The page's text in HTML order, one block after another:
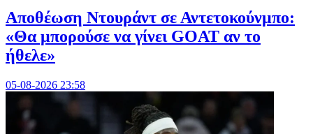
Αποθέωση Ντουράντ σε Αντετοκούνμπο:
«Θα μπορούσε να γίνει GOAT αν το
ήθελε»
05-08-2026 23:58